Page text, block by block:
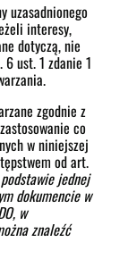
uzasadnionego
interesy,
dotyczą, nie
ust. 1 zdanie 1
zgodnie z
co
w niniejszej
od art.
jednej
dokumencie w
w
znaleźć